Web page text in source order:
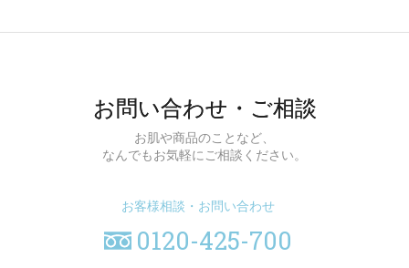
お問い合わせ・ご相談
お肌や商品のことなど、
なんでもお気軽にご相談ください。
お客様相談・お問い合わせ
0120-425-700